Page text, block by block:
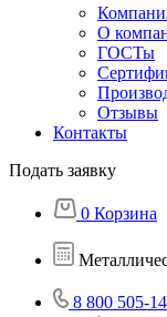
О
ГОСТы
Отзывы
Контакты
Подать заявку
0 Корзина
8 800 505-